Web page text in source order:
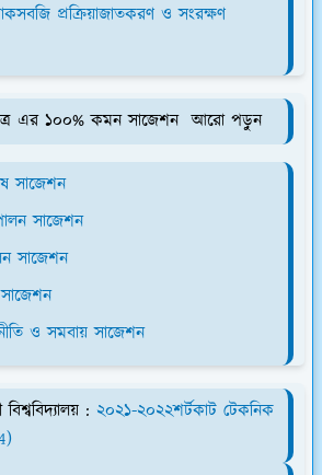
প্রক্রিয়াজাতকরণ ও সংরক্ষণ
পত্র এর ১০০% কমন সাজেশন আরো পড়ুন
সাজেশন
সাজেশন
সাজেশন
ও সমবায় সাজেশন
: ২০২১-২০২২শর্টকাট টেকনিক